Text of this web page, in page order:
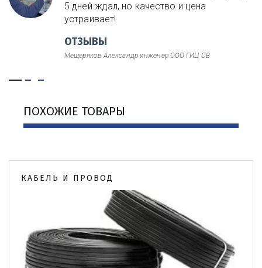
ОТЗЫВЫ
Мещеряков Александр инженер ООО ГИЦ СВ
5 дней ждал, но качество и цена
устраивает!
ПОХОЖИЕ ТОВАРЫ
КАБЕЛЬ И ПРОВОД